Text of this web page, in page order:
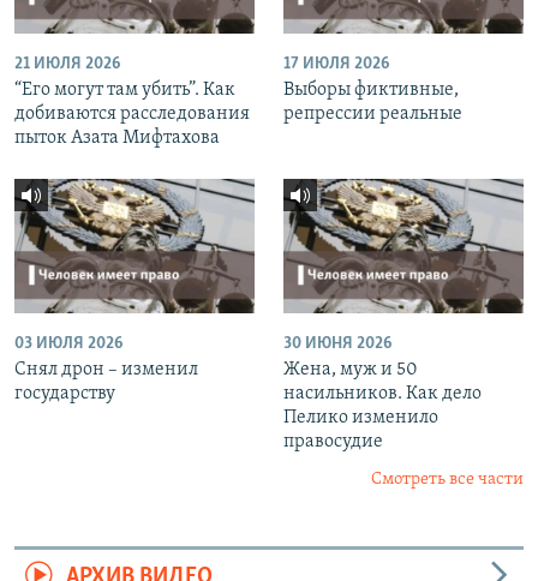
21 ИЮЛЯ 2026
“Его могут там убить”. Как
добиваются расследования
пыток Азата Мифтахова
17 ИЮЛЯ 2026
Выборы фиктивные,
репрессии реальные
03 ИЮЛЯ 2026
Снял дрон – изменил
государству
30 ИЮНЯ 2026
Жена, муж и 50
насильников. Как дело
Пелико изменило
правосудие
Смотреть все части